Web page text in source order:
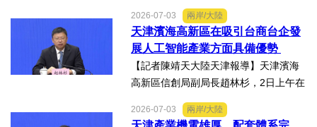
會上表示，津台投資合作洽談會，從200
8年至今已成功舉辦16屆，津台會已成為
兩岸重要的經貿交流合...
2026-07-03 兩岸/大陸
天津濱海高新區在吸引台商台企發
展人工智能產業方面具備優勢
【記者陳靖天大陸天津報導】天津濱海
高新區信創局副局長趙林杉，2日上午在
會上，針對吸引臺商臺企來津發展人工
2026-07-03 兩岸/大陸